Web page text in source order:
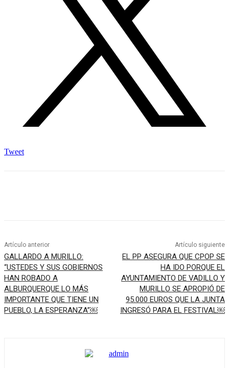
Tweet
Artículo anterior
GALLARDO A MURILLO:
“USTEDES Y SUS GOBIERNOS
HAN ROBADO A
ALBURQUERQUE LO MÁS
IMPORTANTE QUE TIENE UN
PUEBLO, LA ESPERANZA”￼
Artículo siguiente
EL PP ASEGURA QUE CPOP SE
HA IDO PORQUE EL
AYUNTAMIENTO DE VADILLO Y
MURILLO SE APROPIÓ DE
95.000 EUROS QUE LA JUNTA
INGRESÓ PARA EL FESTIVAL￼